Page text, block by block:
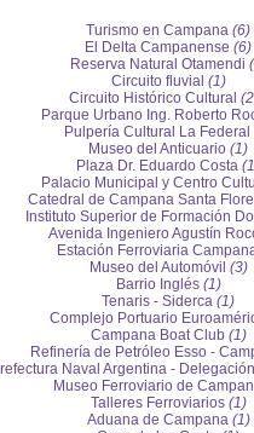
Turismo en Campana (6)
El Delta Campanense (6)
Reserva Natural Otamendi
Circuito fluvial (1)
Circuito Histórico Cultural
Parque Urbano Ing. Roberto
Pulpería Cultural La Federal
Museo del Anticuario (1)
Plaza Dr. Eduardo Costa
Palacio Municipal y Centro
Catedral de Campana Santa
Instituto Superior de Formación
Avenida Ingeniero Agustín
Estación Ferroviaria
Museo del Automóvil (3)
Barrio Inglés (1)
Tenaris - Siderca (1)
Complejo Portuario
Campana Boat Club (1)
Refinería de Petróleo Esso -
Naval Argentina -
Museo Ferroviario de
Talleres Ferroviarios (1)
Aduana de Campana (1)